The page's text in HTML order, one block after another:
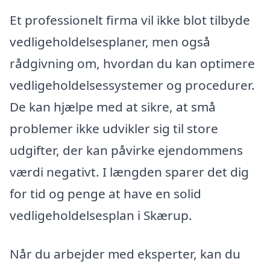
Et professionelt firma vil ikke blot tilbyde
vedligeholdelsesplaner, men også
rådgivning om, hvordan du kan optimere
vedligeholdelsessystemer og procedurer.
De kan hjælpe med at sikre, at små
problemer ikke udvikler sig til store
udgifter, der kan påvirke ejendommens
værdi negativt. I længden sparer det dig
for tid og penge at have en solid
vedligeholdelsesplan i Skærup.
Når du arbejder med eksperter, kan du